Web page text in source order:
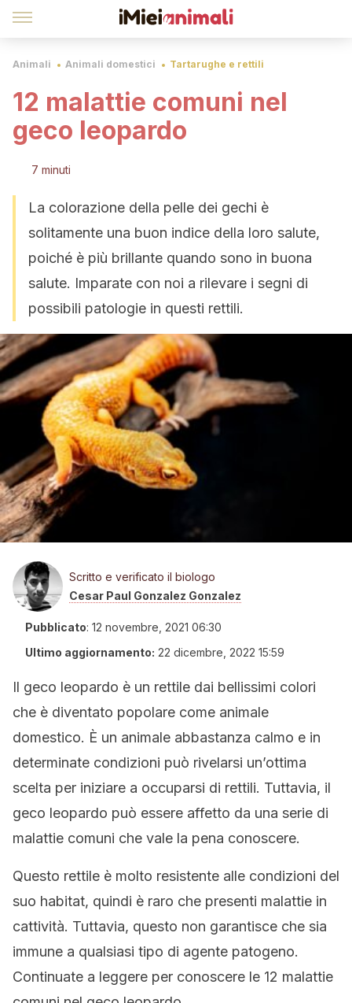
Animali Animali domestici Tartarughe e rettili
12 malattie comuni nel
geco leopardo
7 minuti
La colorazione della pelle dei gechi è
solitamente una buon indice della loro salute,
poiché è più brillante quando sono in buona
salute. Imparate con noi a rilevare i segni di
possibili patologie in questi rettili.
Scritto e verificato il biologo
Cesar Paul Gonzalez Gonzalez
Pubblicato: 12 novembre, 2021 06:30
Ultimo aggiornamento: 22 dicembre, 2022 15:59
Il geco leopardo è un rettile dai bellissimi colori
che è diventato popolare come animale
domestico. È un animale abbastanza calmo e in
determinate condizioni può rivelarsi un’ottima
scelta per iniziare a occuparsi di rettili. Tuttavia, il
geco leopardo può essere affetto da una serie di
malattie comuni che vale la pena conoscere.
Questo rettile è molto resistente alle condizioni del
suo habitat, quindi è raro che presenti malattie in
cattività. Tuttavia, questo non garantisce che sia
immune a qualsiasi tipo di agente patogeno.
Continuate a leggere per conoscere le 12 malattie